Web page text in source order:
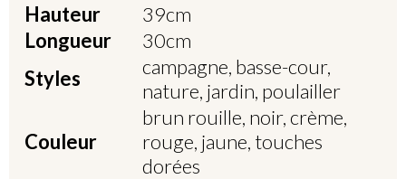
Hauteur
39cm
Longueur
30cm
Styles
campagne, basse-cour,
nature, jardin, poulailler
Couleur
brun rouille, noir, crème,
rouge, jaune, touches
dorées